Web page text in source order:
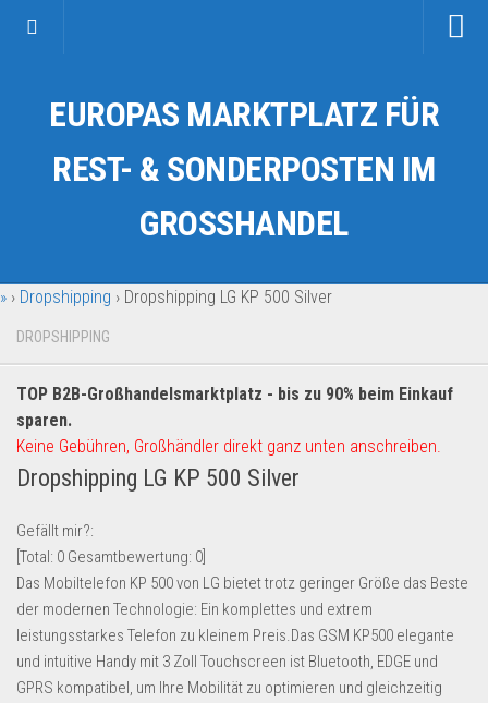
Kategorien
Auto & Motorrad
Fahrzeuge & Transport
Garten & Werkzeug
Geschäft, Büro & Schreibwaren
Geschenkartikel
Handy und Smartphone
Kosmetik & Pflege
Multimedia & Elektro
Münzen
Schuhe & Accessoires
Sport & Freizeit
EUROPAS MARKTPLATZ FÜR
REST- & SONDERPOSTEN IM
GROSSHANDEL
» › Dropshipping › Dropshipping LG KP 500 Silver
DROPSHIPPING
TOP B2B-Großhandelsmarktplatz - bis zu 90% beim Einkauf
sparen.
Keine Gebühren, Großhändler direkt ganz unten anschreiben.
Dropshipping LG KP 500 Silver
Gefällt mir?:
[Total: 0 Gesamtbewertung: 0
Das Mobiltelefon KP 500 von LG bietet trotz geringer Größe das Beste
der modernen Technologie: Ein komplettes und extrem
leistungsstarkes Telefon zu kleinem Preis.Das GSM KP500 elegante
und intuitive Handy mit 3 Zoll Touchscreen ist Bluetooth, EDGE und
GPRS kompatibel, um Ihre Mobilität zu optimieren und gleichzeitig